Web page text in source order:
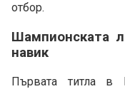
отбор.
Шампионската
навик
Първата титла в